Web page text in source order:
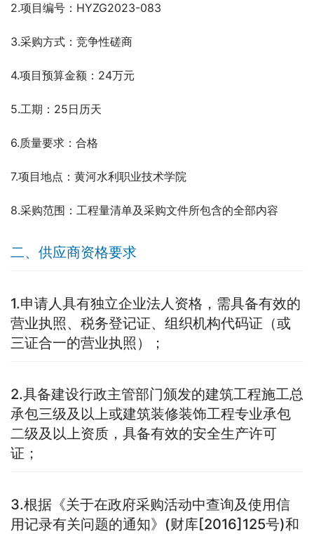
2.项目编号：HYZG2023-083
3.采购方式：竞争性磋商
4.项目预算金额：24万元
5.工期：25日历天
6.质量要求：合格
7.项目地点：黄河水利职业技术学院
8.采购范围：工程量清单及采购文件所包含的全部内容
二、供应商资格要求
1.申请人具有独立企业法人资格，需具备有效的
营业执照、税务登记证、组织机构代码证（或
三证合一的营业执照）；
2.具备建设行政主管部门颁发的建筑工程施工总
承包三级及以上或建筑装修装饰工程专业承包
二级及以上资质，具备有效的安全生产许可
证；
3.根据《关于在政府采购活动中查询及使用信
用记录有关问题的通知》(财库[2016]125号)和